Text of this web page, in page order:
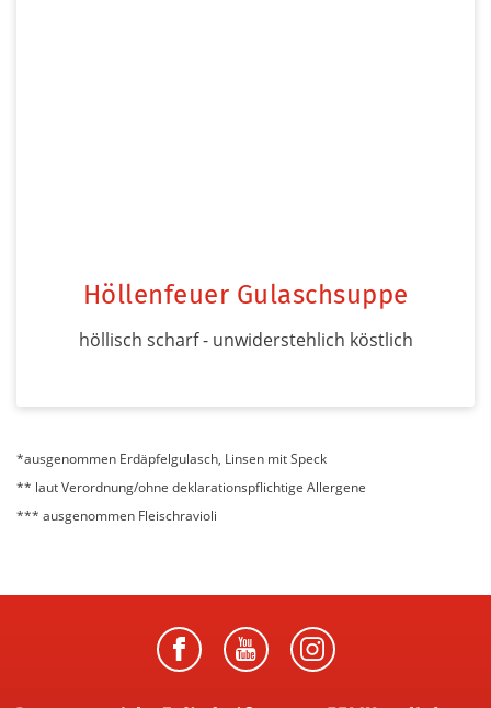
Höllenfeuer Gulaschsuppe
höllisch scharf - unwiderstehlich köstlich
*ausgenommen Erdäpfelgulasch, Linsen mit Speck
** laut Verordnung/ohne deklarationspflichtige Allergene
*** ausgenommen Fleischravioli